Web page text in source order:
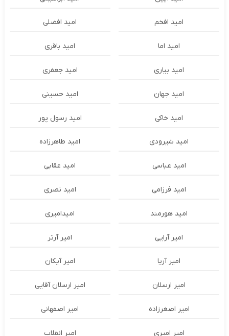
امید افخم امید افضلی
امید اما امید باقری
امید بیاری امید جعفری
امید جهان امید حسینی
امید خاکی امید رسول پور
امید شیرودی امید طاهرزاده
امید عباسی امید عقابی
امید فرزامی امید نصری
امید هورمند امیدامیری
امیر آرایی امیر آرتر
امیر آریا امیر آیکان
امیر ارسلان امیر ارسلان آقایی
امیر اصغرزاده امیر اصفهانی
امیر امیری امیر انقلاب